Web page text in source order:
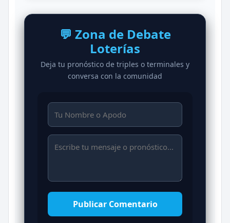
💬 Zona de Debate
Loterías
Deja tu pronóstico de triples o terminales y
conversa con la comunidad
Publicar Comentario